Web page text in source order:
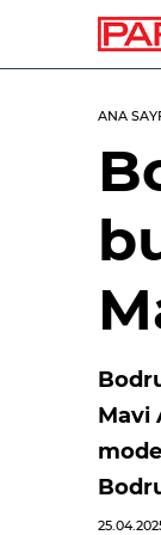
ANA
Mavi